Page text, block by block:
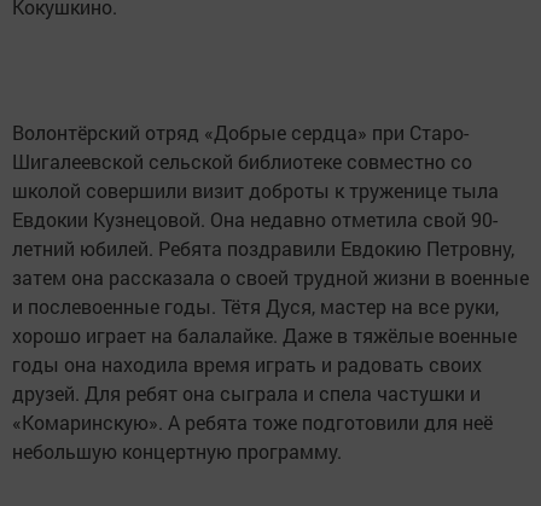
Кокушкино.
Волонтёрский отряд «Добрые сердца» при Старо-
Шигалеевской сельской библиотеке совместно со
школой совершили визит доброты к труженице тыла
Евдокии Кузнецовой. Она недавно отметила свой 90-
летний юбилей. Ребята поздравили Евдокию Петровну,
затем она рассказала о своей трудной жизни в военные
и послевоенные годы. Тётя Дуся, мастер на все руки,
хорошо играет на балалайке. Даже в тяжёлые военные
годы она находила время играть и радовать своих
друзей. Для ребят она сыграла и спела частушки и
«Комаринскую». А ребята тоже подготовили для неё
небольшую концертную программу.